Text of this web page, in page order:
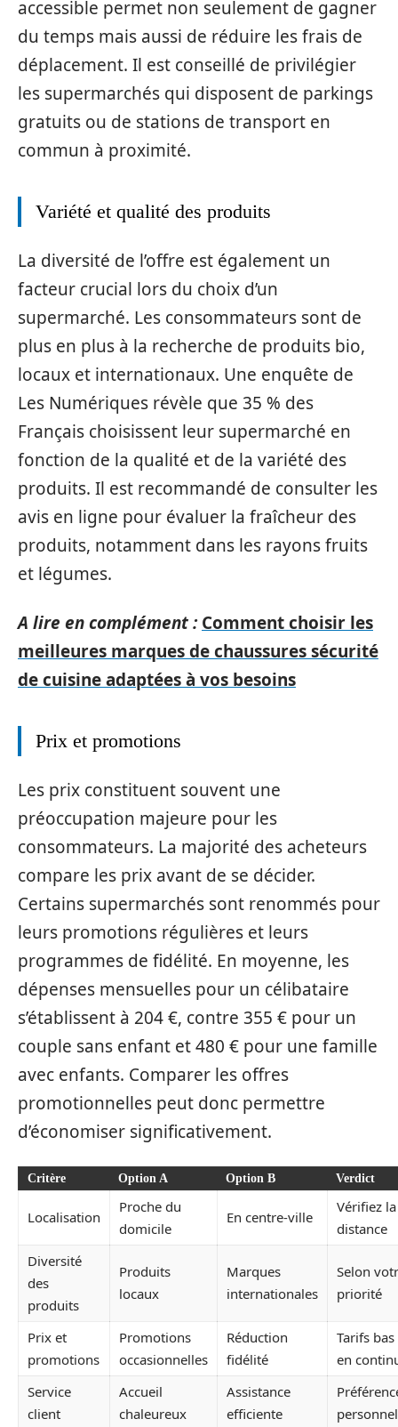
accessible permet non seulement de gagner
du temps mais aussi de réduire les frais de
déplacement. Il est conseillé de privilégier
les supermarchés qui disposent de parkings
gratuits ou de stations de transport en
commun à proximité.
Variété et qualité des produits
La diversité de l’offre est également un
facteur crucial lors du choix d’un
supermarché. Les consommateurs sont de
plus en plus à la recherche de produits bio,
locaux et internationaux. Une enquête de
Les Numériques révèle que 35 % des
Français choisissent leur supermarché en
fonction de la qualité et de la variété des
produits. Il est recommandé de consulter les
avis en ligne pour évaluer la fraîcheur des
produits, notamment dans les rayons fruits
et légumes.
A lire en complément : Comment choisir les
meilleures marques de chaussures sécurité
de cuisine adaptées à vos besoins
Prix et promotions
Les prix constituent souvent une
préoccupation majeure pour les
consommateurs. La majorité des acheteurs
compare les prix avant de se décider.
Certains supermarchés sont renommés pour
leurs promotions régulières et leurs
programmes de fidélité. En moyenne, les
dépenses mensuelles pour un célibataire
s’établissent à 204 €, contre 355 € pour un
couple sans enfant et 480 € pour une famille
avec enfants. Comparer les offres
promotionnelles peut donc permettre
d’économiser significativement.
Critère Option A Option B Verdict
Localisation
Proche du
domicile
En centre-ville
Vérifiez la
distance
Diversité
des
produits
Produits
locaux
Marques
internationales
Selon
priorité
Prix et
promotions
Promotions
occasionnelles
Réduction
fidélité
Tarifs bas
en
Service
client
Accueil
chaleureux
Assistance
efficiente